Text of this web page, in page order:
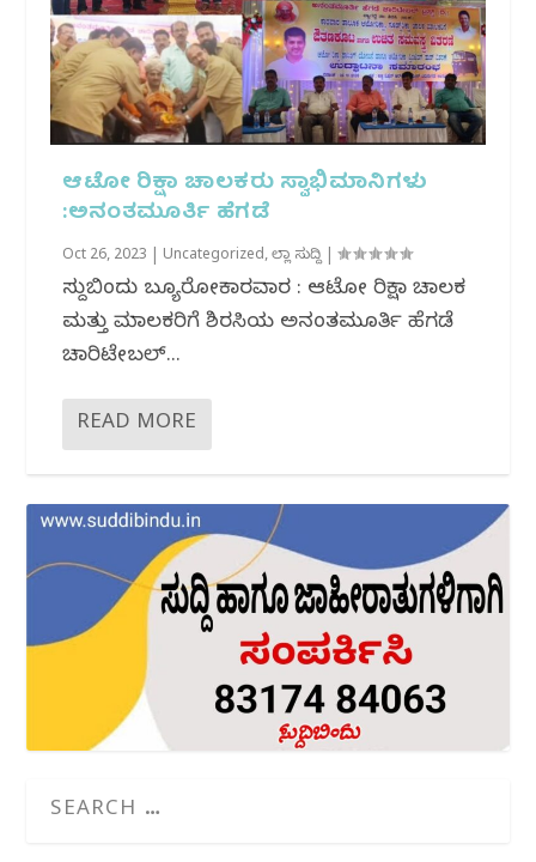
ಆಟೋ ರಿಕ್ಷಾ ಚಾಲಕರು ಸ್ವಾಭಿಮಾನಿಗಳು
:ಅನಂತಮೂರ್ತಿ ಹೆಗಡೆ
Oct 26, 2023 Uncategorized,ಜಿಲ್ಲಾ ಸುದ್ದಿ |
ಸುದ್ದಿಬಿಂದು ಬ್ಯೂರೋಕಾರವಾರ : ಆಟೋ ರಿಕ್ಷಾ ಚಾಲಕ
ಮತ್ತು ಮಾಲಕರಿಗೆ ಶಿರಸಿಯ ಅನಂತಮೂರ್ತಿ ಹೆಗಡೆ
ಚಾರಿಟೇಬಲ್...
READ MORE